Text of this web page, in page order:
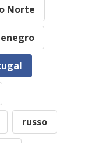
Norte
russo